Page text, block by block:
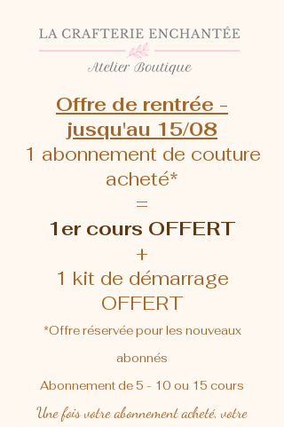
Offre de rentrée -
jusqu'au 15/08
1 abonnement de couture
acheté*
=
1er cours OFFERT
+
1 kit de démarrage
OFFERT
*Offre réservée pour les nouveaux
abonnés
Abonnement de 5 - 10 ou 15 cours
Une fois votre abonnement acheté, votre